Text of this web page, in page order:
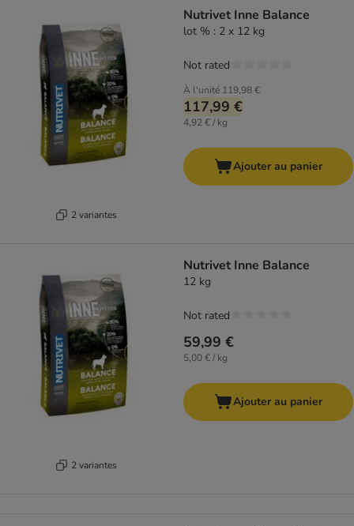
2 variantes
Nutrivet Inne Balance
lot % : 2 x 12 kg
À l'unité 119,98 €
117,99 €
4,92 € / kg
Not rated
Ajouter au panier
2 variantes
Nutrivet Inne Balance
12 kg
59,99 €
5,00 € / kg
Not rated
Ajouter au panier